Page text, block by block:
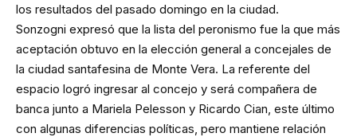
los resultados del pasado domingo en la ciudad.
Sonzogni expresó que la lista del peronismo fue la que más
aceptación obtuvo en la elección general a concejales de
la ciudad santafesina de Monte Vera. La referente del
espacio logró ingresar al concejo y será compañera de
banca junto a Mariela Pelesson y Ricardo Cian, este último
con algunas diferencias políticas, pero mantiene relación